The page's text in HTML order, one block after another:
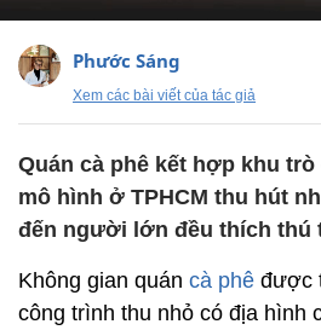
Phước Sáng
Xem các bài viết của tác giả
Quán cà phê kết hợp khu
mô hình ở TPHCM thu hút
đến người lớn đều thích thú
Không gian quán cà phê được
công trình thu nhỏ có địa hình